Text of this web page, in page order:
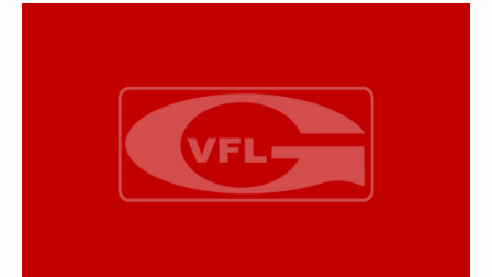
Clara Jürgens (2005)
Eine Kurzbeschreibung folgt…
Mehr erfahen